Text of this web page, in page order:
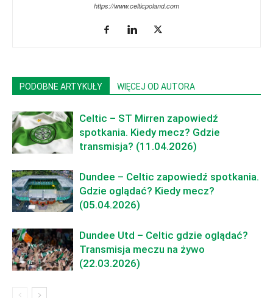
https://www.celticpoland.com
PODOBNE ARTYKUŁY WIĘCEJ OD AUTORA
Celtic – ST Mirren zapowiedź
spotkania. Kiedy mecz? Gdzie
transmisja? (11.04.2026)
Dundee – Celtic zapowiedź spotkania.
Gdzie oglądać? Kiedy mecz?
(05.04.2026)
Dundee Utd – Celtic gdzie oglądać?
Transmisja meczu na żywo
(22.03.2026)